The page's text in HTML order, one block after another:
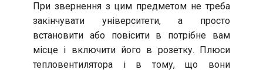
При звернення з цим предметом не треба
закінчувати університети, а просто
встановити або повісити в потрібне вам
місце і включити його в розетку. Плюси
тепловентилятора і в тому, що вони